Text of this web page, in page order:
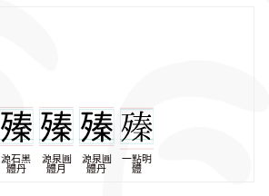
源石黑
體丹
源泉圓
體月
源泉圓
體丹
一點明
體